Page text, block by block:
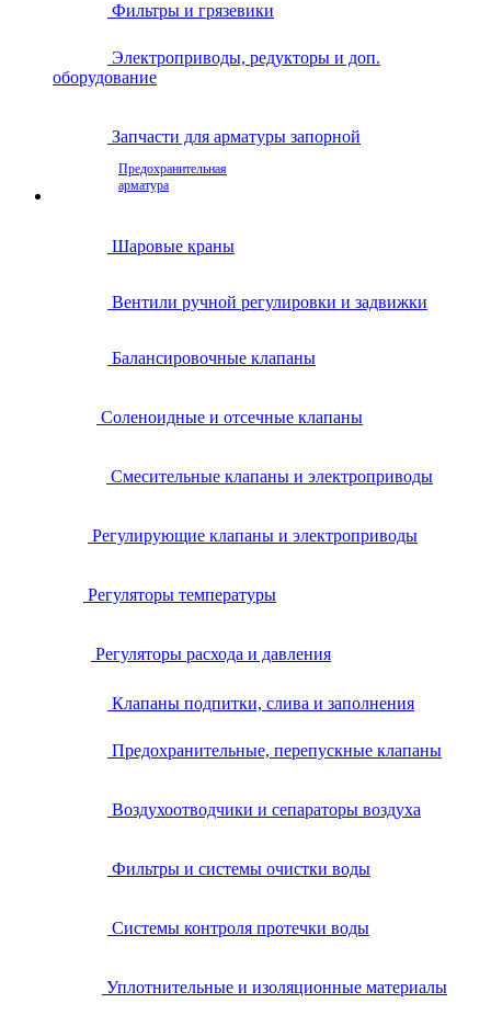
Фильтры и грязевики
Электроприводы, редукторы и доп.
оборудование
Запчасти для арматуры запорной
Предохранительная
арматура
Шаровые краны
Вентили ручной регулировки и задвижки
Балансировочные клапаны
Соленоидные и отсечные клапаны
Смесительные клапаны и электроприводы
Регулирующие клапаны и электроприводы
Регуляторы температуры
Регуляторы расхода и давления
Клапаны подпитки, слива и заполнения
Предохранительные, перепускные клапаны
Воздухоотводчики и сепараторы воздуха
Фильтры и системы очистки воды
Системы контроля протечки воды
Уплотнительные и изоляционные материалы